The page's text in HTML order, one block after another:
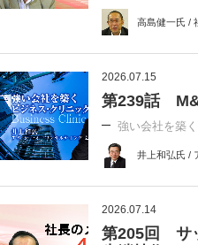
高島健一氏 /
2026.07.15
第239話
強い会社を築
井上和弘氏 /
2026.07.14
第205回 サ